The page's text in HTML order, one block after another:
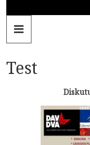
to
content
DAV
DVA
–
kultúrno-
politická
revue
Test